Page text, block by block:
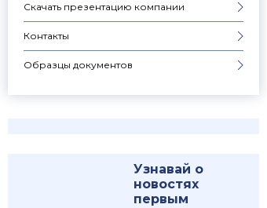
Скачать презентацию компании
Контакты
Образцы документов
Узнавай о
новостях
первым